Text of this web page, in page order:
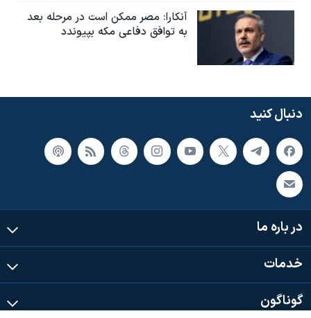
آنکارا: مصر ممکن است در مرحله بعد
به توافق دفاعی مکه بپیوندد
دنبال کنید
در باره ما
خدمات
گوناگون